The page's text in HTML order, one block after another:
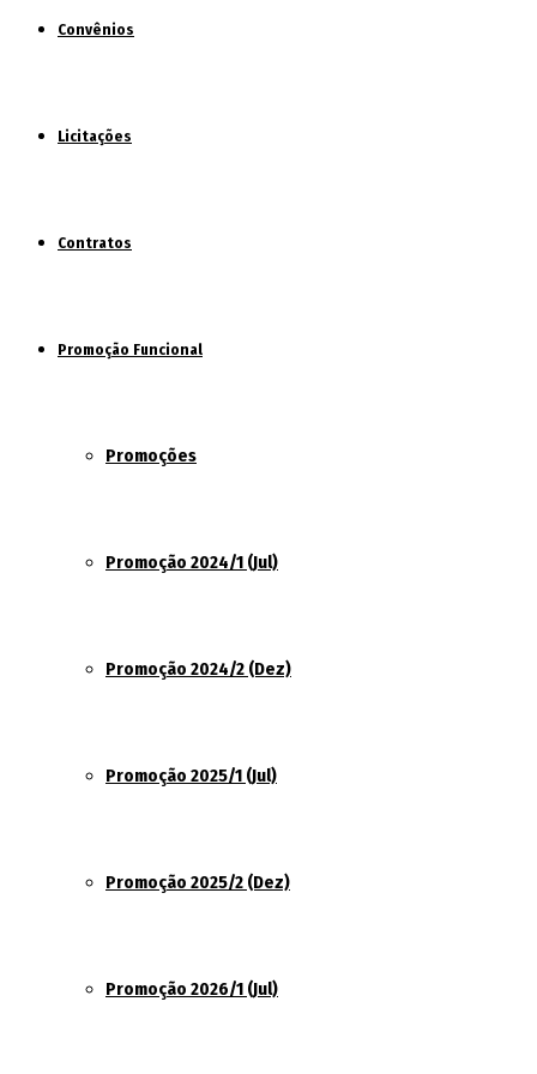
Convênios
Licitações
Contratos
Promoção Funcional
Promoções
Promoção 2024/1 (Jul)
Promoção 2024/2 (Dez)
Promoção 2025/1 (Jul)
Promoção 2025/2 (Dez)
Promoção 2026/1 (Jul)